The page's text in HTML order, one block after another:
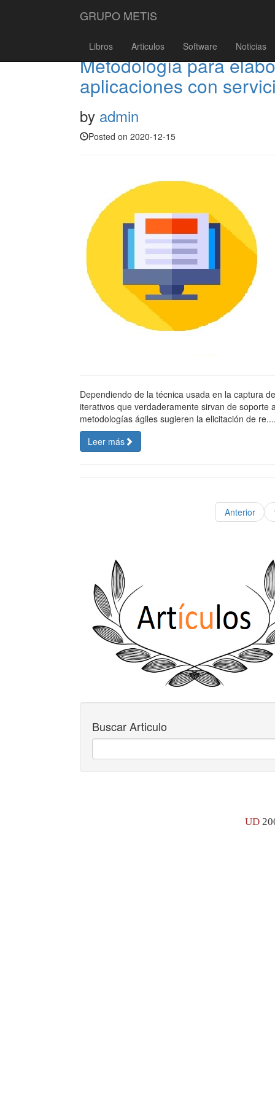
GRUPO METIS
Libros Articulos Software Noticias
Metodología para
aplicaciones con
by admin
Posted on 2020-12-15
Dependiendo de la técnica usada en la captura
iterativos que verdaderamente sirvan de soporte
metodologías ágiles sugieren la elicitación de
Leer más
Anterior
Buscar Articulo
UD